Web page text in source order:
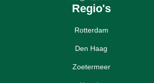
Regio's
Rotterdam
Den Haag
Zoetermeer